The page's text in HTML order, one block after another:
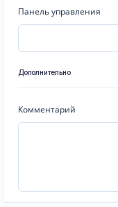
Панель управления
Дополнительно
Комментарий